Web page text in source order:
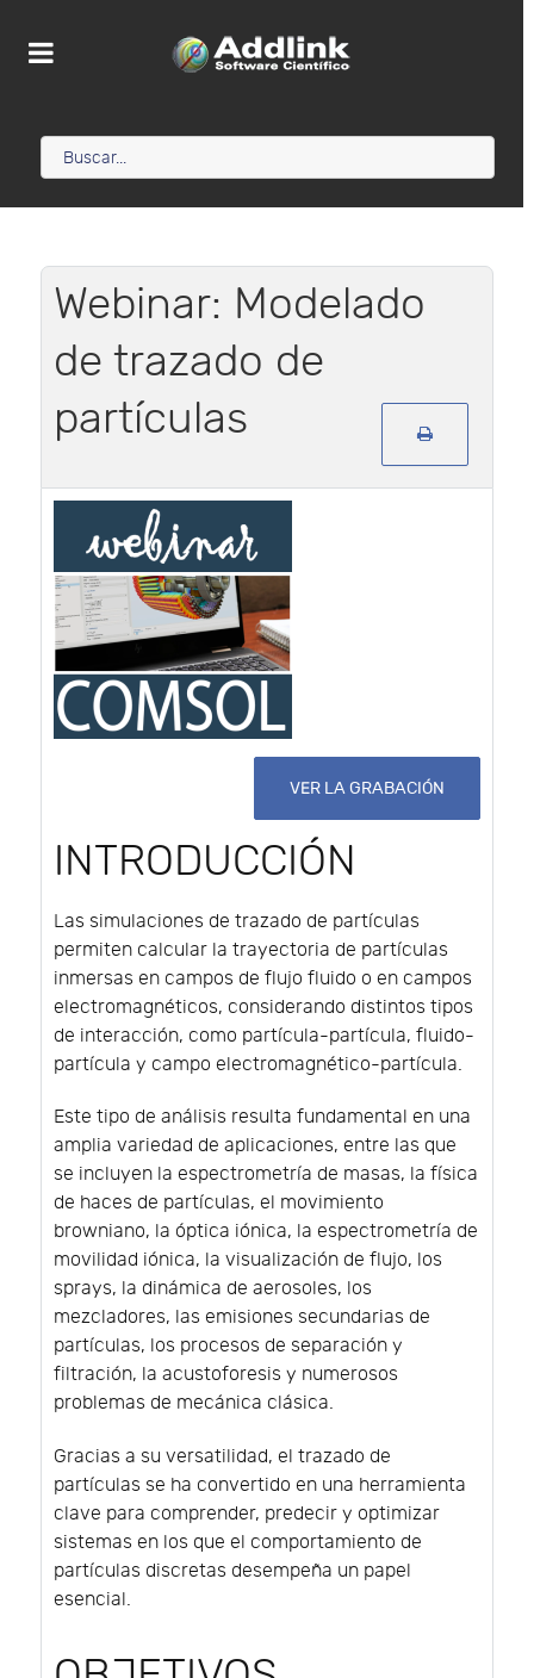
Webinar: Modelado
de trazado de
partículas
VER LA GRABACIÓN
INTRODUCCIÓN
Las simulaciones de trazado de partículas
permiten calcular la trayectoria de partículas
inmersas en campos de flujo fluido o en campos
electromagnéticos, considerando distintos tipos
de interacción, como partícula-partícula, fluido-
partícula y campo electromagnético-partícula.
Este tipo de análisis resulta fundamental en una
amplia variedad de aplicaciones, entre las que
se incluyen la espectrometría de masas, la física
de haces de partículas, el movimiento
browniano, la óptica iónica, la espectrometría de
movilidad iónica, la visualización de flujo, los
sprays, la dinámica de aerosoles, los
mezcladores, las emisiones secundarias de
partículas, los procesos de separación y
filtración, la acustoforesis y numerosos
problemas de mecánica clásica.
Gracias a su versatilidad, el trazado de
partículas se ha convertido en una herramienta
clave para comprender, predecir y optimizar
sistemas en los que el comportamiento de
partículas discretas desempeña un papel
esencial.